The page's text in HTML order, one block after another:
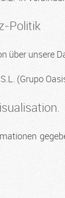
Politik
über unsere
(Grupo